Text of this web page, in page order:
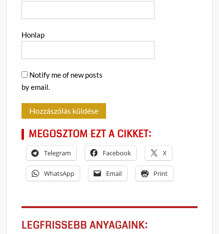
Honlap
Notify me of new posts
by email.
MEGOSZTOM EZT A CIKKET:
Telegram Facebook X
WhatsApp Email Print
LEGFRISSEBB ANYAGAINK: